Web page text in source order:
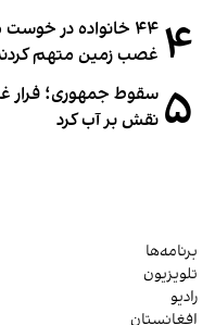
۴
۴۴ خانواده در
غصب زمین متهم
۵ سقوط جمهوری؛ فرار
نقش بر آب کرد
برنامه‌ها
تلویزیون
رادیو
افغانستان